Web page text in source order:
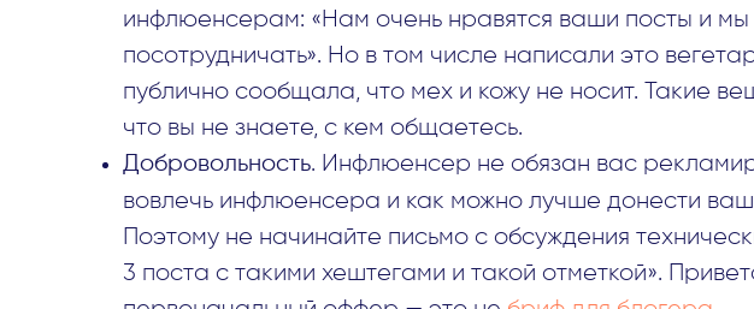
инфлюенсерам: «Нам очень нравятся ваши посты и мы
посотрудничать». Но в том числе написали это
публично сообщала, что мех и кожу не носит. Такие
что вы не знаете, с кем общаетесь.
Добровольность. Инфлюенсер не обязан вас
вовлечь инфлюенсера и как можно лучше донести
Поэтому не начинайте письмо с обсуждения
3 поста с такими хештегами и такой отметкой».